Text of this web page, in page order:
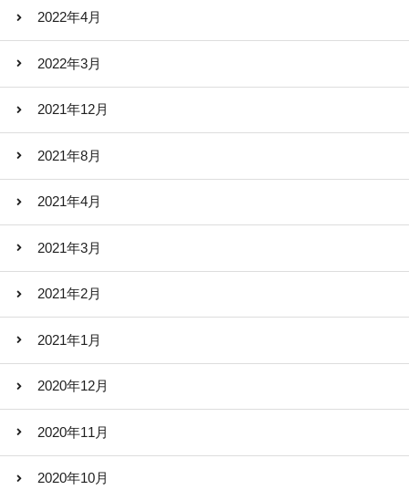
2022年4月
2022年3月
2021年12月
2021年8月
2021年4月
2021年3月
2021年2月
2021年1月
2020年12月
2020年11月
2020年10月